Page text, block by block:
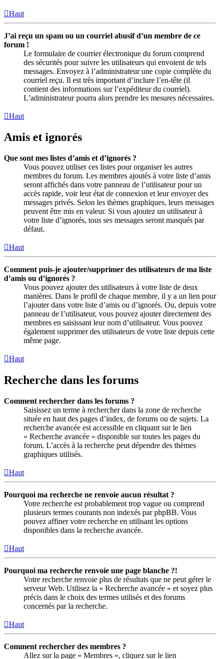
Haut
J’ai reçu un spam ou un courriel abusif d’un membre de ce
forum !
Le formulaire de courrier électronique du forum comprend
des sécurités pour suivre les utilisateurs qui envoient de tels
messages. Envoyez à l’administrateur une copie complète du
courriel reçu. Il est très important d’inclure l’en-tête (il
contient des informations sur l’expéditeur du courriel).
L’administrateur pourra alors prendre les mesures nécessaires.
Haut
Amis et ignorés
Que sont mes listes d’amis et d’ignorés ?
Vous pouvez utiliser ces listes pour organiser les autres
membres du forum. Les membres ajoutés à votre liste d’amis
seront affichés dans votre panneau de l’utilisateur pour un
accès rapide, voir leur état de connexion et leur envoyer des
messages privés. Selon les thèmes graphiques, leurs messages
peuvent être mis en valeur. Si vous ajoutez un utilisateur à
votre liste d’ignorés, tous ses messages seront masqués par
défaut.
Haut
Comment puis-je ajouter/supprimer des utilisateurs de ma liste
d’amis ou d’ignorés ?
Vous pouvez ajouter des utilisateurs à votre liste de deux
manières. Dans le profil de chaque membre, il y a un lien pour
l’ajouter dans votre liste d’amis ou d’ignorés. Ou, depuis votre
panneau de l’utilisateur, vous pouvez ajouter directement des
membres en saisissant leur nom d’utilisateur. Vous pouvez
également supprimer des utilisateurs de votre liste depuis cette
même page.
Haut
Recherche dans les forums
Comment rechercher dans les forums ?
Saisissez un terme à rechercher dans la zone de recherche
située en haut des pages d’index, de forums ou de sujets. La
recherche avancée est accessible en cliquant sur le lien
« Recherche avancée » disponible sur toutes les pages du
forum. L’accès à la recherche peut dépendre des thèmes
graphiques utilisés.
Haut
Pourquoi ma recherche ne renvoie aucun résultat ?
Votre recherche est probablement trop vague ou comprend
plusieurs termes courants non indexés par phpBB. Vous
pouvez affiner votre recherche en utilisant les options
disponibles dans la recherche avancée.
Haut
Pourquoi ma recherche renvoie une page blanche ?!
Votre recherche renvoie plus de résultats que ne peut gérer le
serveur Web. Utilisez la « Recherche avancée » et soyez plus
précis dans le choix des termes utilisés et des forums
concernés par la recherche.
Haut
Comment rechercher des membres ?
Allez sur la page « Membres », cliquez sur le lien